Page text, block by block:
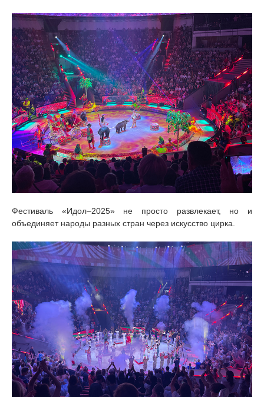
Фестиваль «Идол–2025» не просто развлекает, но и
объединяет народы разных стран через искусство цирка.